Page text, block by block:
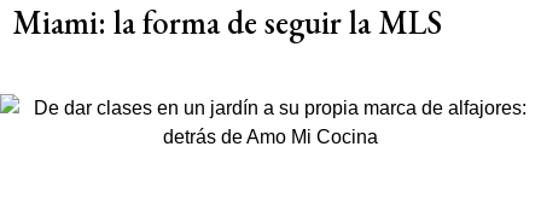
Miami: la forma de seguir la MLS